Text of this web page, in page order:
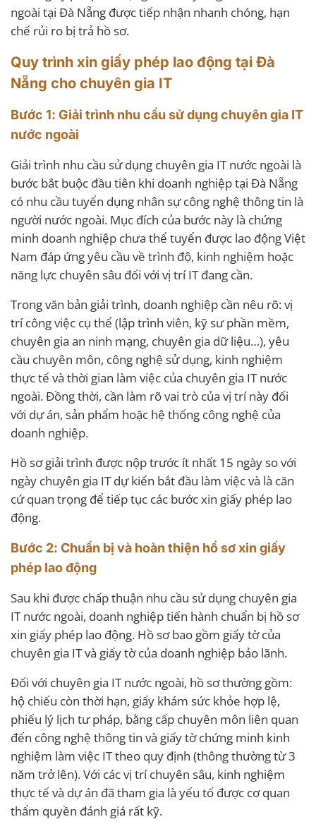
ngoài tại Đà Nẵng được tiếp nhận nhanh chóng, hạn
chế rủi ro bị trả hồ sơ.
Quy trình xin giấy phép lao động tại Đà
Nẵng cho chuyên gia IT
Bước 1: Giải trình nhu cầu sử dụng chuyên gia IT
nước ngoài
Giải trình nhu cầu sử dụng chuyên gia IT nước ngoài là
bước bắt buộc đầu tiên khi doanh nghiệp tại Đà Nẵng
có nhu cầu tuyển dụng nhân sự công nghệ thông tin là
người nước ngoài. Mục đích của bước này là chứng
minh doanh nghiệp chưa thể tuyển được lao động Việt
Nam đáp ứng yêu cầu về trình độ, kinh nghiệm hoặc
năng lực chuyên sâu đối với vị trí IT đang cần.
Trong văn bản giải trình, doanh nghiệp cần nêu rõ: vị
trí công việc cụ thể (lập trình viên, kỹ sư phần mềm,
chuyên gia an ninh mạng, chuyên gia dữ liệu…), yêu
cầu chuyên môn, công nghệ sử dụng, kinh nghiệm
thực tế và thời gian làm việc của chuyên gia IT nước
ngoài. Đồng thời, cần làm rõ vai trò của vị trí này đối
với dự án, sản phẩm hoặc hệ thống công nghệ của
doanh nghiệp.
Hồ sơ giải trình được nộp trước ít nhất 15 ngày so với
ngày chuyên gia IT dự kiến bắt đầu làm việc và là căn
cứ quan trọng để tiếp tục các bước xin giấy phép lao
động.
Bước 2: Chuẩn bị và hoàn thiện hồ sơ xin giấy
phép lao động
Sau khi được chấp thuận nhu cầu sử dụng chuyên gia
IT nước ngoài, doanh nghiệp tiến hành chuẩn bị hồ sơ
xin giấy phép lao động. Hồ sơ bao gồm giấy tờ của
chuyên gia IT và giấy tờ của doanh nghiệp bảo lãnh.
Đối với chuyên gia IT nước ngoài, hồ sơ thường gồm:
hộ chiếu còn thời hạn, giấy khám sức khỏe hợp lệ,
phiếu lý lịch tư pháp, bằng cấp chuyên môn liên quan
đến công nghệ thông tin và giấy tờ chứng minh kinh
nghiệm làm việc IT theo quy định (thông thường từ 3
năm trở lên). Với các vị trí chuyên sâu, kinh nghiệm
thực tế và dự án đã tham gia là yếu tố được cơ quan
thẩm quyền đánh giá rất kỹ.